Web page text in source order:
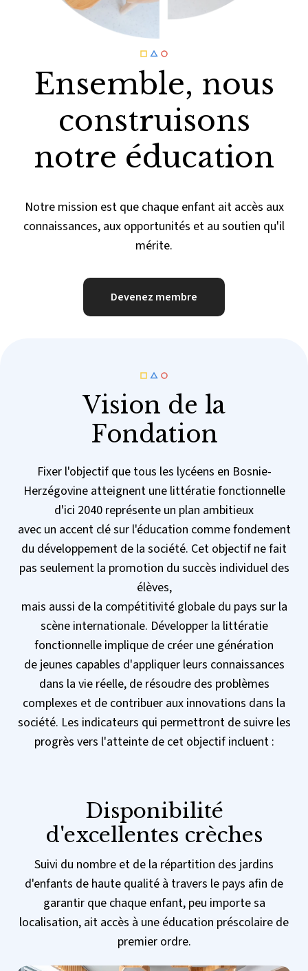
Ensemble, nous
construisons
notre éducation
Notre mission est que chaque enfant ait accès aux
connaissances, aux opportunités et au soutien qu'il
mérite.
Devenez membre
Vision de la
Fondation
Fixer l'objectif que tous les lycéens en Bosnie-
Herzégovine atteignent une littératie fonctionnelle
d'ici 2040 représente un plan ambitieux
avec un accent clé sur l'éducation comme fondement
du développement de la société. Cet objectif ne fait
pas seulement la promotion du succès individuel des
élèves,
mais aussi de la compétitivité globale du pays sur la
scène internationale. Développer la littératie
fonctionnelle implique de créer une génération
de jeunes capables d'appliquer leurs connaissances
dans la vie réelle, de résoudre des problèmes
complexes et de contribuer aux innovations dans la
société. Les indicateurs qui permettront de suivre les
progrès vers l'atteinte de cet objectif incluent :
Disponibilité
d'excellentes crèches
Suivi du nombre et de la répartition des jardins
d'enfants de haute qualité à travers le pays afin de
garantir que chaque enfant, peu importe sa
localisation, ait accès à une éducation préscolaire de
premier ordre.